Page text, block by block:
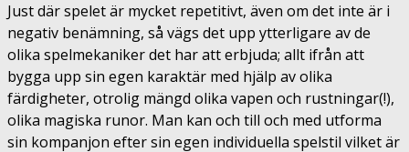
Just där spelet är mycket repetitivt, även om det inte är i
negativ benämning, så vägs det upp ytterligare av de
olika spelmekaniker det har att erbjuda; allt ifrån att
bygga upp sin egen karaktär med hjälp av olika
färdigheter, otrolig mängd olika vapen och rustningar(!),
olika magiska runor. Man kan och till och med utforma
sin kompanjon efter sin egen individuella spelstil vilket är